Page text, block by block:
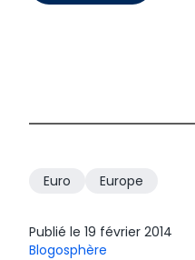
Euro Europe
Publié le 19 février 2014
Blogosphère